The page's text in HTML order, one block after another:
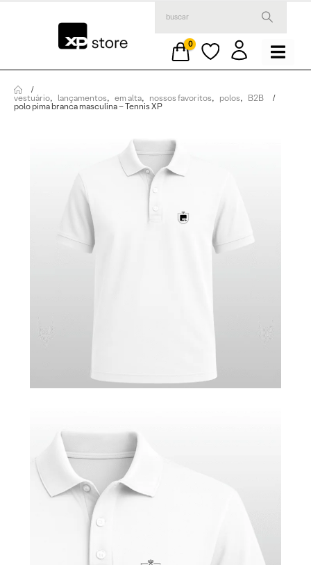
0
vestuário, lançamentos, em alta, nossos favoritos, polos, B2B
polo pima branca masculina – Tennis XP